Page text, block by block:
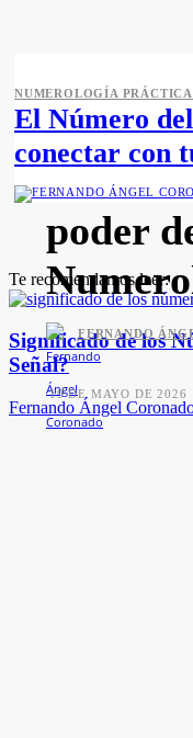
NUMEROLOGÍA
¿Tus
no
poder
FERNANDO
-
19 DE MAYO DE 2026
NUMEROLOGÍA PRÁCTICA
El Número
conectar con
Te recomendamos leer:
Significado de los
Señal?
Fernando Ángel